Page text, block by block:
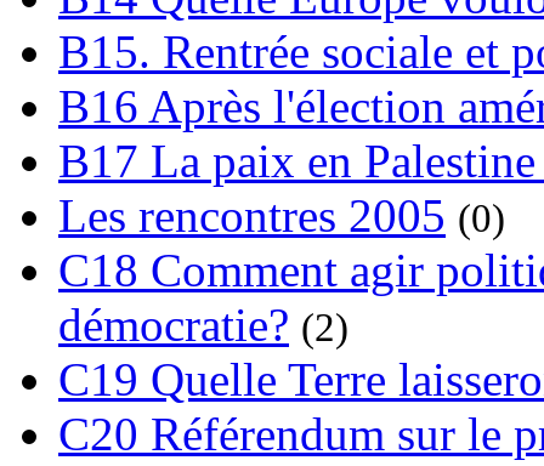
B15. Rentrée sociale et
B16 Après l'élection
B17 La paix en
Les rencontres 2005 (0)
C18 Comment agir
démocratie? (2)
C19 Quelle Terre
C20 Référendum sur le